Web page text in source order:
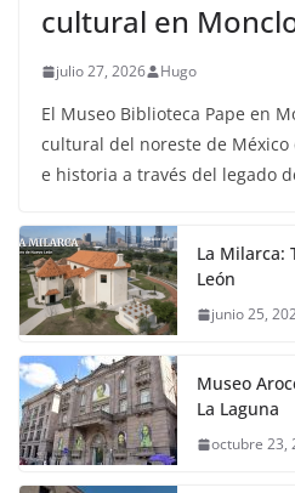
cultural en
julio 27, 2026 Hugo
El Museo Biblioteca Pape en
cultural del noreste de
e historia a través del legado
La Milarca:
León
junio 25,
Museo
La Laguna
octubre 23,